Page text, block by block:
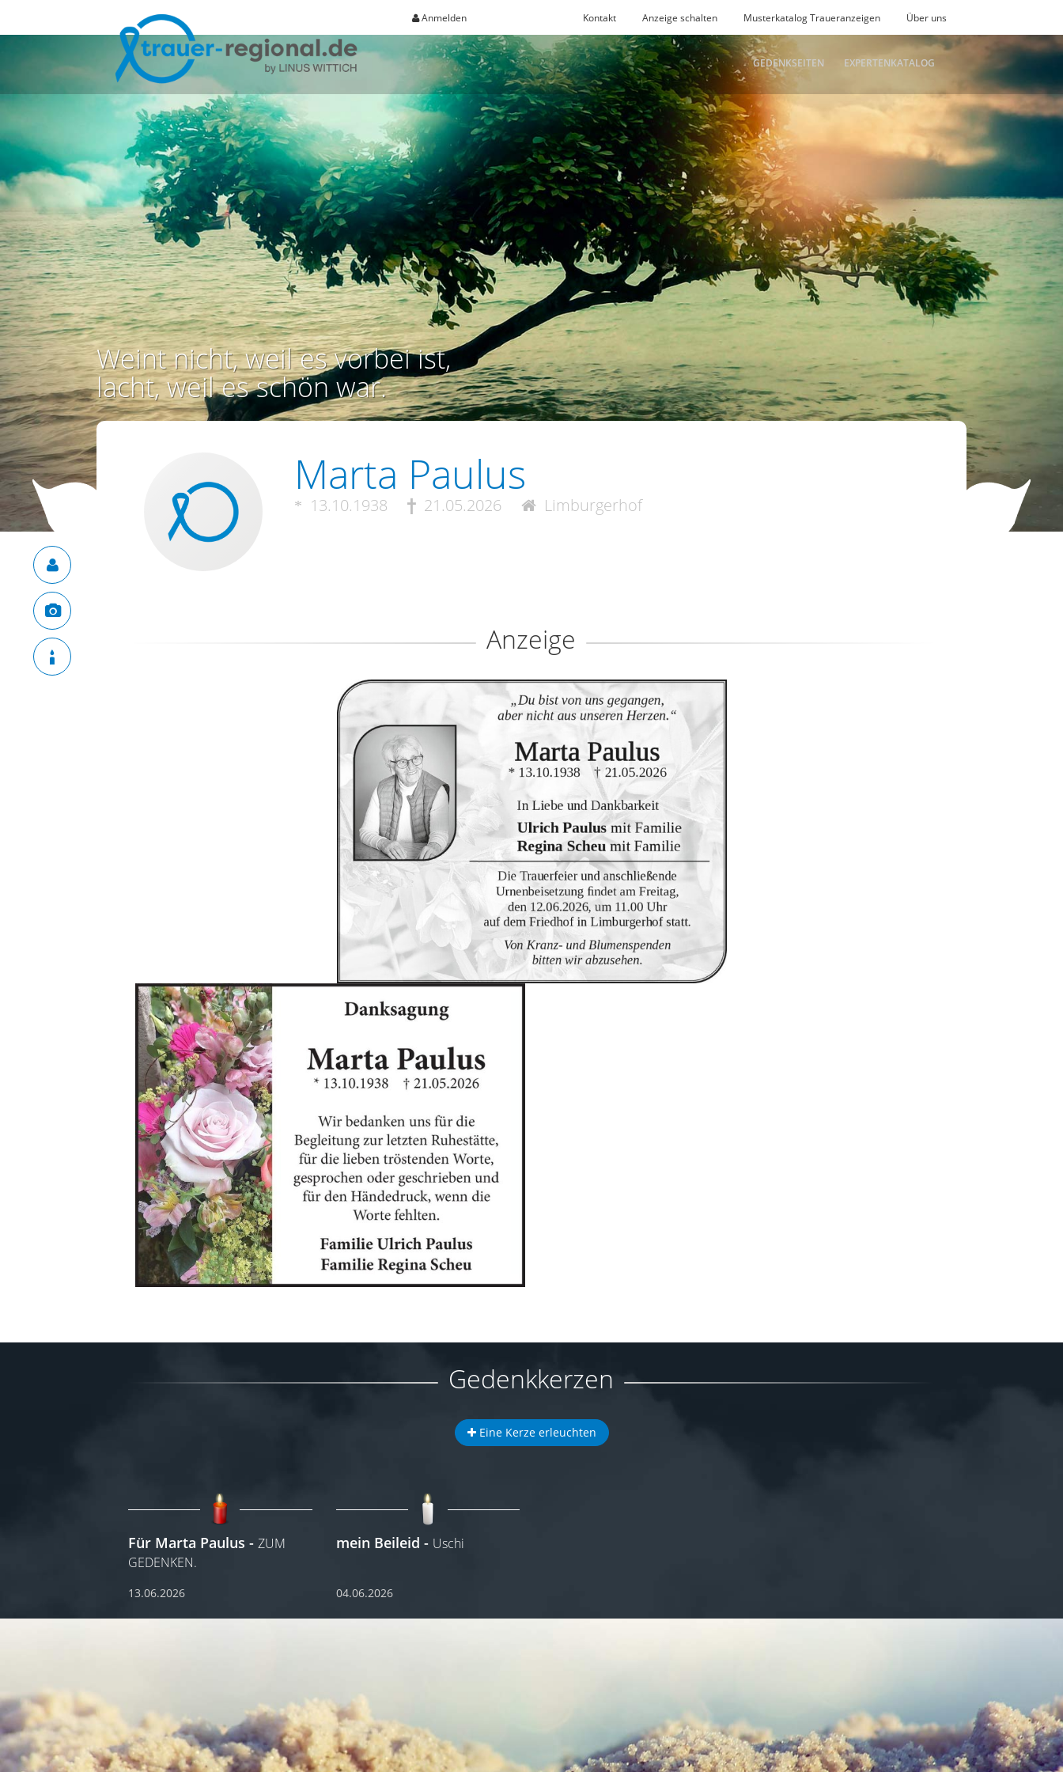
Anmelden Kontakt Anzeige schalten Musterkatalog Traueranzeigen Über uns
GEDENKSEITEN EXPERTENKATALOG
Weint nicht, weil es vorbei ist,
lacht, weil es schön war.
Marta Paulus
13.10.1938 21.05.2026 Limburgerhof
Anzeige
Gedenkkerzen
Eine Kerze erleuchten
Für Marta Paulus
ZUM
GEDENKEN.
13.06.2026
mein Beileid Uschi
04.06.2026